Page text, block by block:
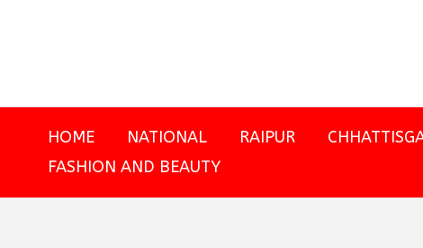
HOME NATIONAL RAIPUR
FASHION AND BEAUTY